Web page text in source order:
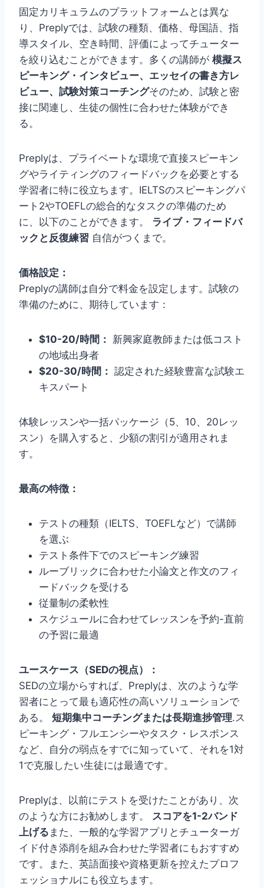
固定カリキュラムのプラットフォームとは異な
り、Preplyでは、試験の種類、価格、母国語、指
導スタイル、空き時間、評価によってチューター
を絞り込むことができます。多くの講師が 模擬ス
ピーキング・インタビュー、エッセイの書き方レ
ビュー、試験対策コーチングそのため、試験と密
接に関連し、生徒の個性に合わせた体験ができ
る。
Preplyは、プライベートな環境で直接スピーキン
グやライティングのフィードバックを必要とする
学習者に特に役立ちます。IELTSのスピーキングパ
ート2やTOEFLの総合的なタスクの準備のため
に、以下のことができます。 ライブ・フィードバ
ックと反復練習 自信がつくまで。
価格設定：
Preplyの講師は自分で料金を設定します。試験の
準備のために、期待しています：
$10-20/時間： 新興家庭教師または低コスト
の地域出身者
$20-30/時間： 認定された経験豊富な試験エ
キスパート
体験レッスンや一括パッケージ（5、10、20レッ
スン）を購入すると、少額の割引が適用されま
す。
最高の特徴：
テストの種類（IELTS、TOEFLなど）で講師
を選ぶ
テスト条件下でのスピーキング練習
ルーブリックに合わせた小論文と作文のフィ
ードバックを受ける
従量制の柔軟性
スケジュールに合わせてレッスンを予約-直前
の予習に最適
ユースケース（SEDの視点）：
SEDの立場からすれば、Preplyは、次のような学
習者にとって最も適応性の高いソリューションで
ある。 短期集中コーチングまたは長期進捗管理.ス
ピーキング・フルエンシーやタスク・レスポンス
など、自分の弱点をすでに知っていて、それを1対
1で克服したい生徒には最適です。
Preplyは、以前にテストを受けたことがあり、次
のような方にお勧めします。 スコアを1-2バンド
上げる また、一般的な学習アプリとチューターガ
イド付き添削を組み合わせた学習者にもおすすめ
です。また、英語面接や資格更新を控えたプロフ
ェッショナルにも役立ちます。